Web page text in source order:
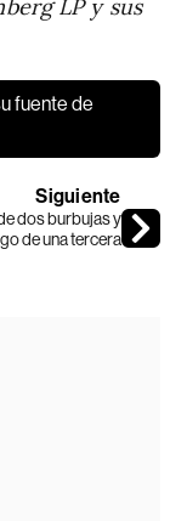
fuente de
Siguiente
dos burbujas y
de una tercera